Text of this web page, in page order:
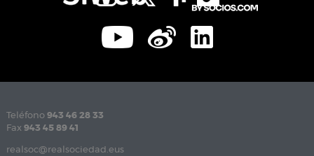
Teléfono 943 46 28 33
Fax 943 45 89 41
realsoc@realsociedad.eus